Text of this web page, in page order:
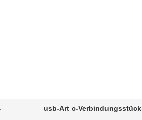
usb-Art c-Verbindungsstück